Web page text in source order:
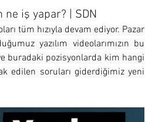
ne iş yapar? | SDN
tüm hızıyla devam ediyor. Pazar
yazılım videolarımızın bu
buradaki pozisyonlarda kim hangi
edilen soruları giderdiğimiz yeni